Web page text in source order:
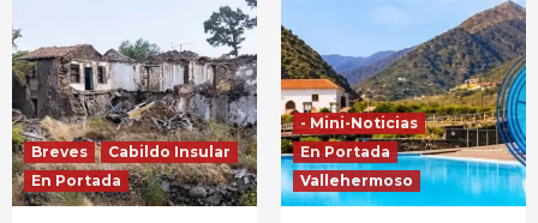
Breves
Cabildo Insular
En Portada
- Mini-Noticias
En Portada
Vallehermoso